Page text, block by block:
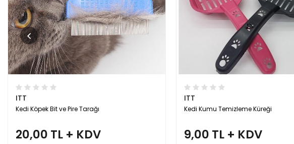
ITT
Kedi Köpek Bit ve Pire Tarağı
20,00 TL + KDV
ITT
Kedi Kumu Temizleme Küreği
9,00 TL + KDV